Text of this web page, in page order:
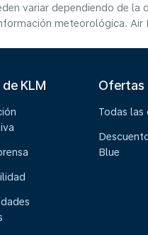
variar dependiendo de la
meteorológica.
KLM Ofertas
Todas las
Blue